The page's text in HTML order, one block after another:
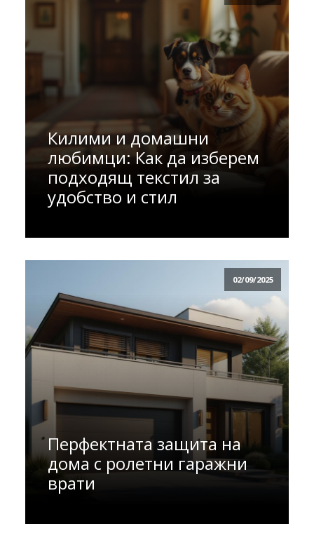
Килими и домашни
любимци: Как да изберем
подходящ текстил за
удобство и стил
02/09/2025
Перфектната защита на
дома с ролетни гаражни
врати